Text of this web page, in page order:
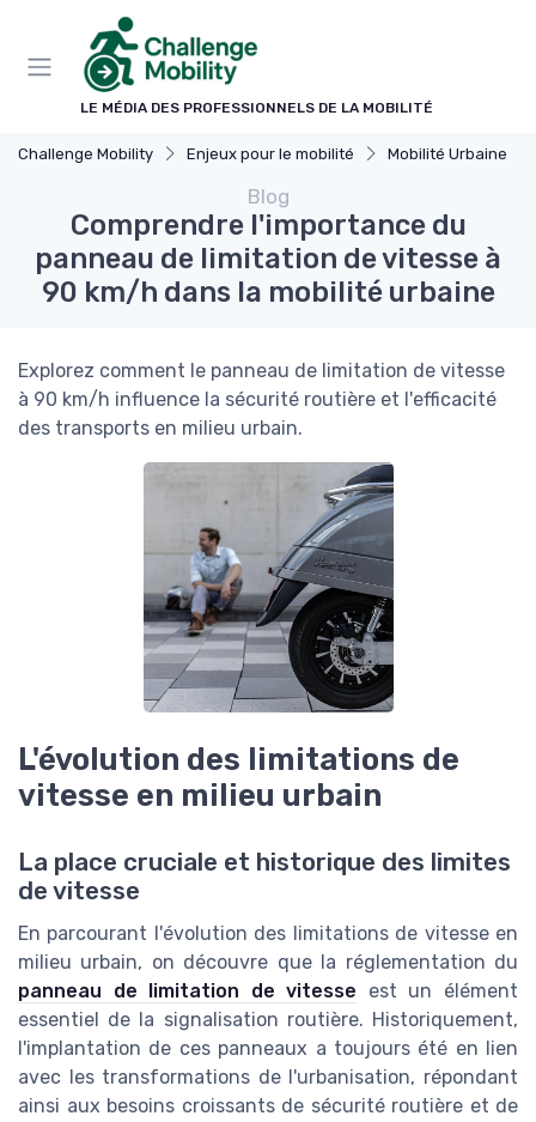
LE MÉDIA DES PROFESSIONNELS DE LA MOBILITÉ
Challenge Mobility Enjeux pour le mobilité Mobilité Urbaine
Blog
Comprendre l'importance du
panneau de limitation de vitesse à
90 km/h dans la mobilité urbaine
Explorez comment le panneau de limitation de vitesse
à 90 km/h influence la sécurité routière et l'efficacité
des transports en milieu urbain.
L'évolution des limitations de
vitesse en milieu urbain
La place cruciale et historique des limites
de vitesse
En parcourant l'évolution des limitations de vitesse en
milieu urbain, on découvre que la réglementation du
panneau de limitation de vitesse est un élément
essentiel de la signalisation routière. Historiquement,
l'implantation de ces panneaux a toujours été en lien
avec les transformations de l'urbanisation, répondant
ainsi aux besoins croissants de sécurité routière et de
Panneau de gestion des cookies